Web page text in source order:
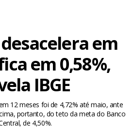
em
em 0,58%,
IBGE
12 meses foi de 4,72% até maio, ante
portanto, do teto da meta do Banco
de 4,50%.